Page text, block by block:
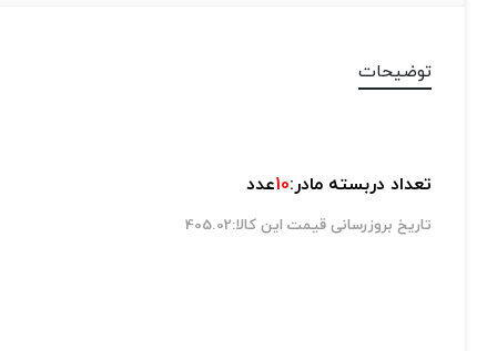
توضیحات
تعداد دربسته مادر:10عدد
تاریخ بروزرسانی قیمت این کالا:405.02